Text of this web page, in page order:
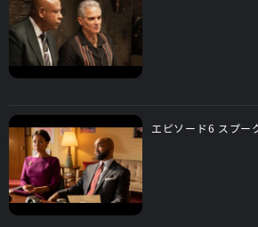
エピソード6 スプー